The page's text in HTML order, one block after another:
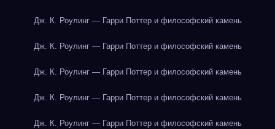
Дж. К. Роулинг — Гарри Поттер и философский камень
Дж. К. Роулинг — Гарри Поттер и философский камень
Дж. К. Роулинг — Гарри Поттер и философский камень
Дж. К. Роулинг — Гарри Поттер и философский камень
Дж. К. Роулинг — Гарри Поттер и философский камень